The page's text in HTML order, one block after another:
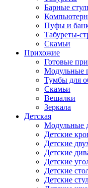
Барные
Пуфы и
Табуреты-
Скамьи
Прихожие
Готовые
Модульные
Тумбы для
Скамьи
Вешалки
Зеркала
Детская
Модульные
Детские
Детские
Детские
Детские
Детские
Детские